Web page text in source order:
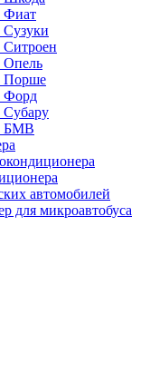
Фиат
Сузуки
Ситроен
Опель
Порше
Форд
Субару
БМВ
автомобилей
для микроавтобуса